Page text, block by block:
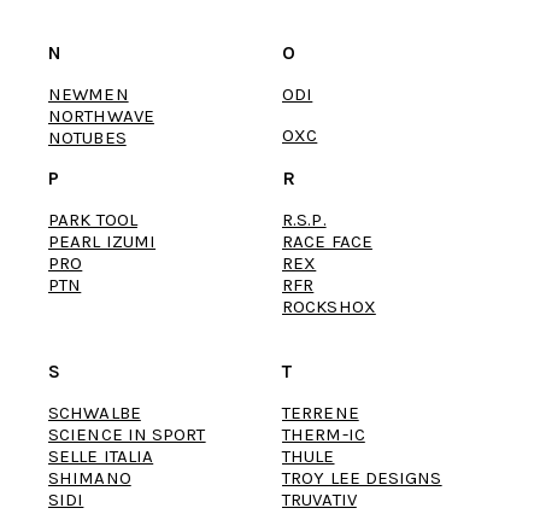
N
NEWMEN
NORTHWAVE
NOTUBES
O
ODI
OXC
P
PARK TOOL
PEARL IZUMI
PRO
PTN
R
R.S.P.
RACE FACE
REX
RFR
ROCKSHOX
S
SCHWALBE
SCIENCE IN SPORT
SELLE ITALIA
SHIMANO
SIDI
T
TERRENE
THERM-IC
THULE
TROY LEE DESIGNS
TRUVATIV